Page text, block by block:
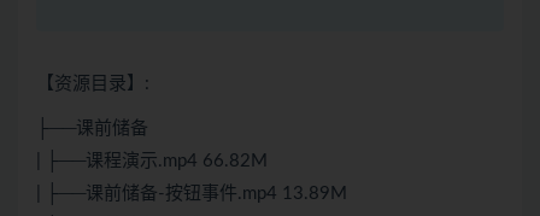
【资源目录】:
├──课前储备
| ├──课程演示.mp4 66.82M
| ├──课前储备-按钮事件.mp4 13.89M